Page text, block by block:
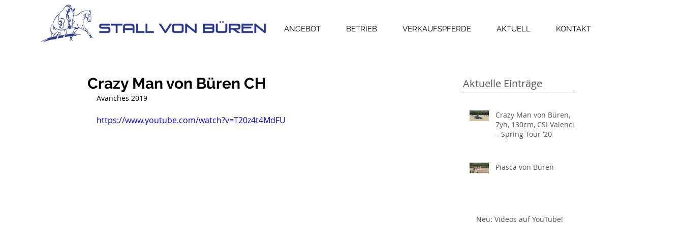
ANGEBOT BETRIEB VERKAUFSPFERDE AKTUELL KONTAKT
Crazy Man von Büren CH
Avanches 2019
https://www.youtube.com/watch?v=T20z4t4MdFU
Aktuelle Einträge
Crazy Man von Büren,
7yh, 130cm, CSI Valencia
– Spring Tour ’20
Piasca von Büren
Neu: Videos auf YouTube!